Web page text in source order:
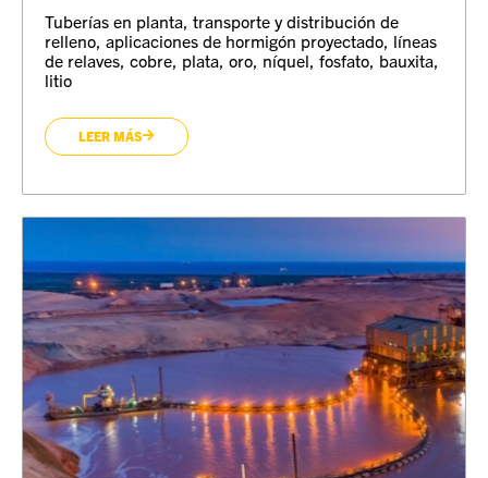
Tuberías en planta, transporte y distribución de
relleno, aplicaciones de hormigón proyectado, líneas
de relaves, cobre, plata, oro, níquel, fosfato, bauxita,
litio
LEER MÁS